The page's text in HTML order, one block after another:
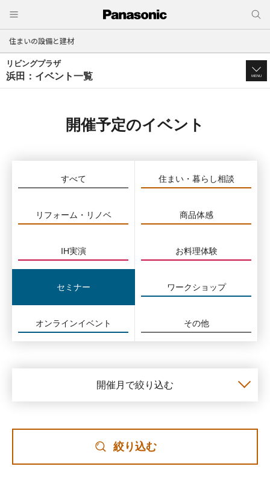
住まいの設備と建材
リビングプラザ
浜田：イベント一覧 MENU
開催予定のイベント
すべて 住まい・暮らし相談
リフォーム・リノベ 商品体感
IH実演 お料理体験
セミナー ワークショップ
オンラインイベント その他
開催月で絞り込む
絞り込む